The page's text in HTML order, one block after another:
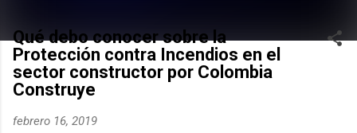
Qué debo conocer sobre la
Protección contra Incendios en el
sector constructor por Colombia
Construye
febrero 16, 2019